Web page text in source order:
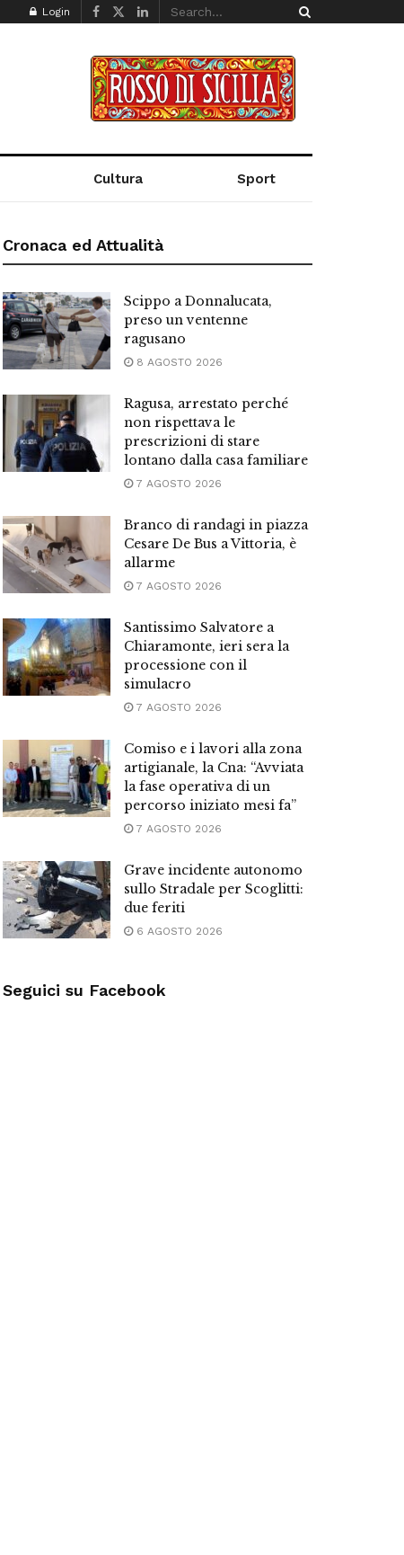
Login
Cultura Sport
Cronaca ed Attualità
Scippo a Donnalucata,
preso un ventenne
ragusano
8 AGOSTO 2026
Ragusa, arrestato perché
non rispettava le
prescrizioni di stare
lontano dalla casa familiare
7 AGOSTO 2026
Branco di randagi in piazza
Cesare De Bus a Vittoria, è
allarme
7 AGOSTO 2026
Santissimo Salvatore a
Chiaramonte, ieri sera la
processione con il
simulacro
7 AGOSTO 2026
Comiso e i lavori alla zona
artigianale, la Cna: “Avviata
la fase operativa di un
percorso iniziato mesi fa”
7 AGOSTO 2026
Grave incidente autonomo
sullo Stradale per Scoglitti:
due feriti
6 AGOSTO 2026
Seguici su Facebook